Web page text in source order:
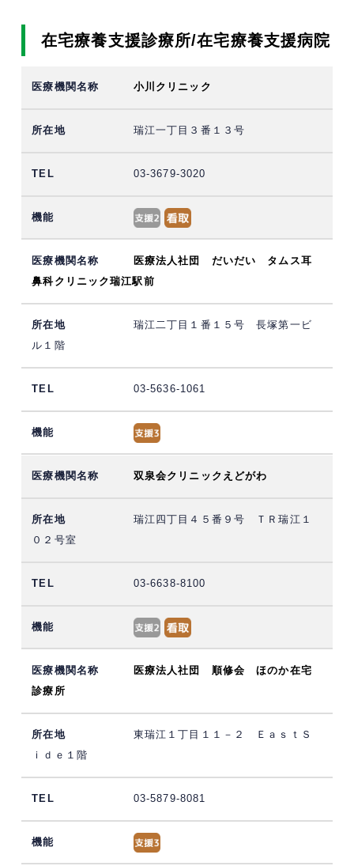
在宅療養支援診療所/在宅療養支援病院
小川クリニック
瑞江一丁目３番１３号
03-3679-3020
医療法人社団 だいだい タムス耳
鼻科クリニック瑞江駅前
瑞江二丁目１番１５号 長塚第一ビ
ル１階
03-5636-1061
双泉会クリニックえどがわ
瑞江四丁目４５番９号 ＴＲ瑞江１
０２号室
03-6638-8100
医療法人社団 順修会 ほのか在宅
診療所
東瑞江１丁目１１－２ ＥａｓｔＳ
ｉｄｅ１階
03-5879-8081